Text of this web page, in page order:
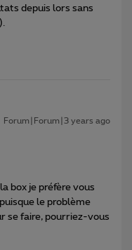
depuis lors sans
Forum|Forum|3 years ago
box je préfère vous
le problème
se faire, pourriez-vous